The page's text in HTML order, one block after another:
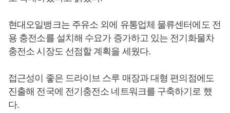
현대오일뱅크는 주유소 외에 유통업체 물류센터에도 전
용 충전소를 설치해 수요가 증가하고 있는 전기화물차
충전소 시장도 선점할 계획을 세웠다.
접근성이 좋은 드라이브 스루 매장과 대형 편의점에도
진출해 전국에 전기충전소 네트워크를 구축하기로 했
다.